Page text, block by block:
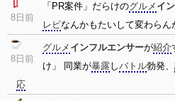
8日前
「PR案件」だらけのグルメ イ
レビなんかもたいして変わらん
8日前
グルメ インフルエンサーが紹介
け」 同業が暴露しバトル勃発、
応